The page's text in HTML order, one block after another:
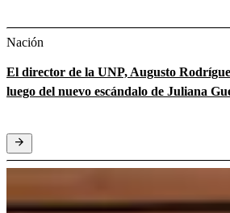
Nación
El director de la UNP, Augusto
luego del nuevo escándalo de Juliana